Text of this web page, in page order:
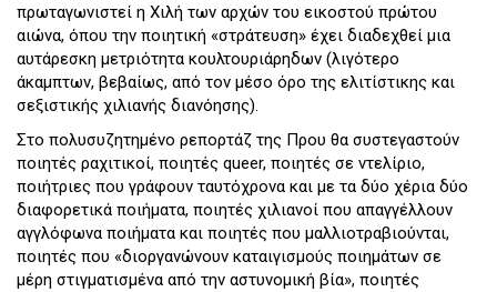
πρωταγωνιστεί η Χιλή των αρχών του εικοστού πρώτου
αιώνα, όπου την ποιητική «στράτευση» έχει διαδεχθεί μια
αυτάρεσκη μετριότητα κουλτουριάρηδων (λιγότερο
άκαμπτων, βεβαίως, από τον μέσο όρο της ελιτίστικης και
σεξιστικής χιλιανής διανόησης).
Στο πολυσυζητημένο ρεπορτάζ της Πρου θα συστεγαστούν
ποιητές ραχιτικοί, ποιητές queer, ποιητές σε ντελίριο,
ποιήτριες που γράφουν ταυτόχρονα και με τα δύο χέρια δύο
διαφορετικά ποιήματα, ποιητές χιλιανοί που απαγγέλλουν
αγγλόφωνα ποιήματα και ποιητές που μαλλιοτραβιούνται,
ποιητές που «διοργανώνουν καταιγισμούς ποιημάτων σε
μέρη στιγματισμένα από την αστυνομική βία», ποιητές